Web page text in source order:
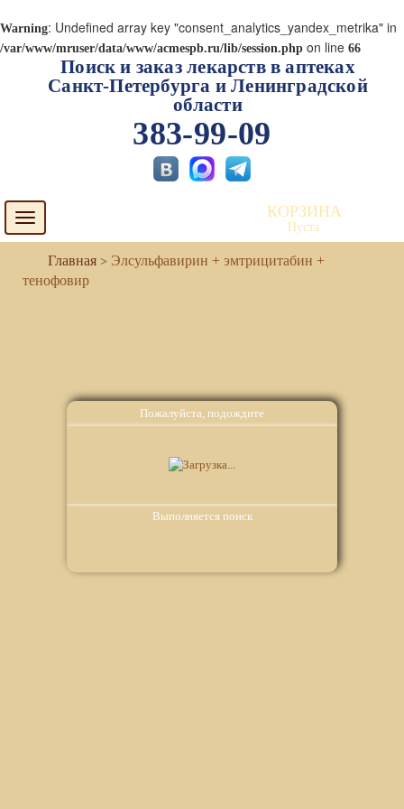
Warning: Undefined array key "consent_analytics_yandex_metrika" in
/var/www/mruser/data/www/acmespb.ru/lib/session.php on line 66
Пожалуйста, подождите
Выполняется поиск
Поиск и заказ лекарств в аптеках
Санкт-Петербурга и Ленинградской
области
383-99-09
Toggle
navigation
КОРЗИНА
Пуста
Элсульфавирин + эмтрицитабин +
тенофовир